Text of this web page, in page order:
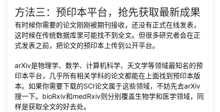
方法三：预印本平台，抢先获取最新成果
有时候你需要的论文刚刚被期刊接收，还没有正式在线发表，
这时候在传统数据库里可能找不到全文。但很多研究者会在正
式发表之前，把论文的预印本上传到公开平台。
arXiv是物理学、数学、计算机科学、天文学等领域最知名的预
印本平台，几乎所有相关学科的论文都能在上面找到预印本版
本。如果你需要下载的SCI论文属于这些领域，不妨先去arXiv
搜一下。bioRxiv和medRxiv则分别覆盖生物学和医学领域，同
样是获取全文的好去处。